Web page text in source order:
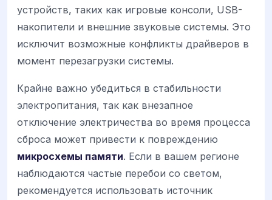
устройств, таких как игровые консоли, USB-
накопители и внешние звуковые системы. Это
исключит возможные конфликты драйверов в
момент перезагрузки системы.
Крайне важно убедиться в стабильности
электропитания, так как внезапное
отключение электричества во время процесса
сброса может привести к повреждению
микросхемы памяти. Если в вашем регионе
наблюдаются частые перебои со светом,
рекомендуется использовать источник